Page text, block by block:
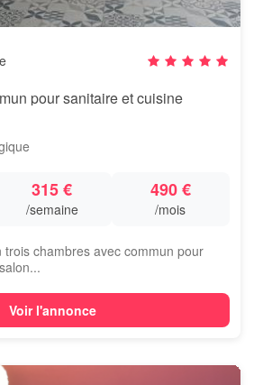
pour sanitaire et cuisine
315 €
/semaine
490 €
/mois
chambres avec commun pour
Voir l'annonce